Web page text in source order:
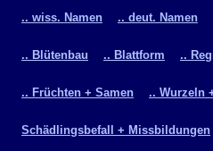
.. wiss. Namen .. deut. Namen
.. Blütenbau .. Blattform ..
.. Früchten + Samen .. Wurzeln
Schädlingsbefall + Missbildungen